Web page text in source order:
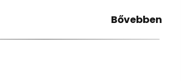
Bővebben